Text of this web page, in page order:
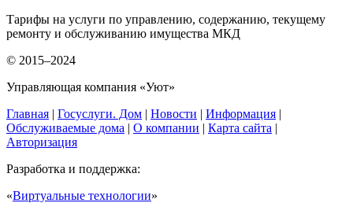
Тарифы на услуги по управлению, содержанию, текущему
ремонту и обслуживанию имущества МКД
© 2015–2024
Управляющая компания «Уют»
Главная | Госуслуги. Дом | Новости | Информация |
Обслуживаемые дома | О компании | Карта сайта |
Авторизация
Разработка и поддержка:
«Виртуальные технологии»